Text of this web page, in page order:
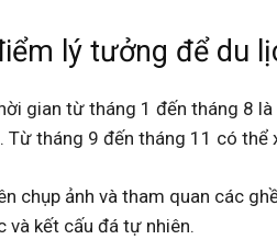
lý tưởng để du
gian từ tháng 1 đến tháng 8 là
Từ tháng 9 đến tháng 11 có thể
chụp ảnh và tham quan các
và kết cấu đá tự nhiên.